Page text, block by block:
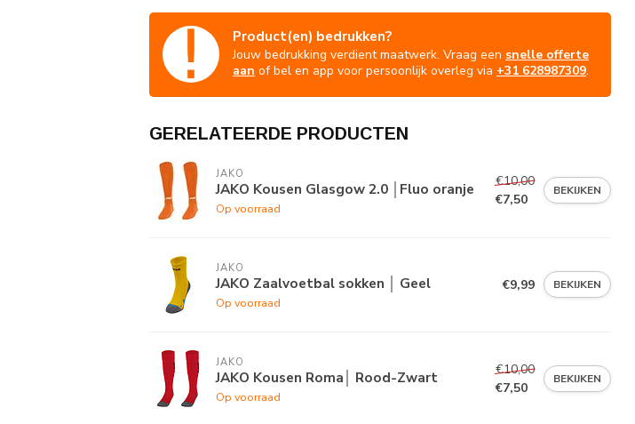
Product(en) bedrukken?
Jouw bedrukking verdient maatwerk. Vraag een snelle offerte
aan of bel en app voor persoonlijk overleg via +31 628987309.
GERELATEERDE PRODUCTEN
JAKO
JAKO Kousen Glasgow 2.0 │Fluo oranje
Op voorraad
€10,00
€7,50
BEKIJKEN
JAKO
JAKO Zaalvoetbal sokken │ Geel
Op voorraad
€9,99 BEKIJKEN
JAKO
JAKO Kousen Roma│ Rood-Zwart
Op voorraad
€10,00
€7,50
BEKIJKEN